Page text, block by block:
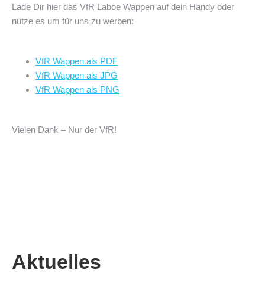
Lade Dir hier das VfR Laboe Wappen auf dein Handy oder
nutze es um für uns zu werben:
VfR Wappen als PDF
VfR Wappen als JPG
VfR Wappen als PNG
Vielen Dank – Nur der VfR!
Aktuelles